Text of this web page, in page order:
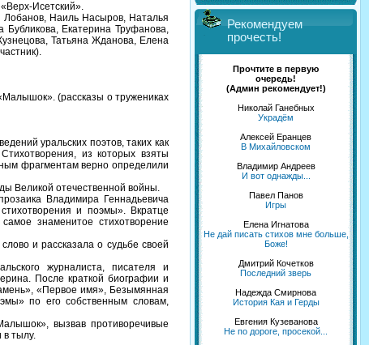
Исетский».
Наиль Насыров, Наталья
Екатерина Труфанова,
Татьяна Жданова, Елена
(рассказы о тружениках
уральских поэтов, таких как
из которых взяты
фрагментам верно определили
Великой отечественной войны.
Владимира Геннадьевича
и поэмы». Вкратце
знаменитое стихотворение
и рассказала о судьбе своей
журналиста, писателя и
После краткой биографии и
«Первое имя», Безымянная
по его собственным словам,
вызвав противоречивые
в тылу.
Рекомендуем
прочесть!
Прочтите в первую
очередь!
(Админ рекомендует!)
Николай Ганебных
Украдём
Алексей Еранцев
В Михайловском
Владимир Андреев
И вот однажды...
Павел Панов
Игры
Елена Игнатова
Не дай писать стихов мне больше,
Боже!
Дмитрий Кочетков
Последний зверь
Надежда Смирнова
История Кая и Герды
Евгения Кузеванова
Не по дороге, просекой...